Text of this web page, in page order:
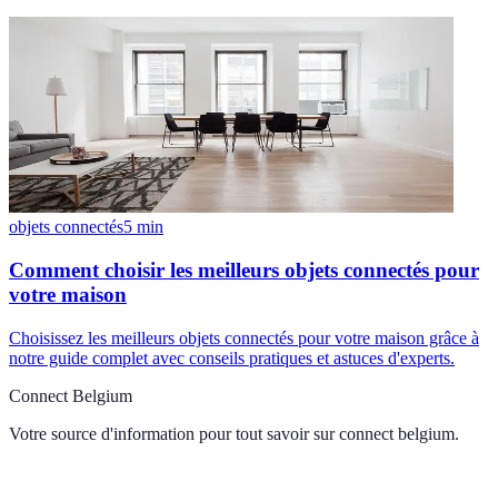
objets connectés5 min
Comment choisir les meilleurs objets connectés pour
votre maison
Choisissez les meilleurs objets connectés pour votre maison grâce à
notre guide complet avec conseils pratiques et astuces d'experts.
Connect Belgium
Votre source d'information pour tout savoir sur connect belgium.